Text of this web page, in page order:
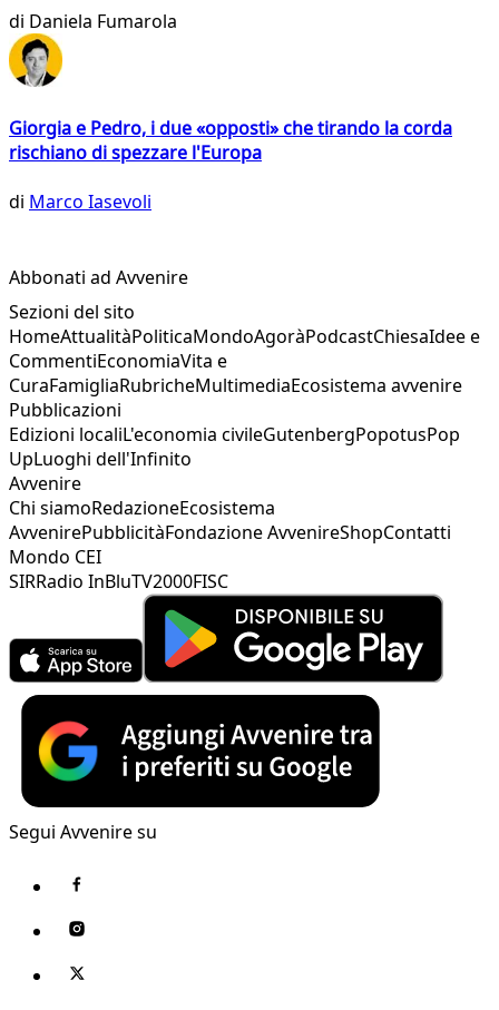
di Daniela Fumarola
Giorgia e Pedro, i due «opposti» che tirando la corda
rischiano di spezzare l'Europa
di Marco Iasevoli
Abbonati ad Avvenire
Sezioni del sito
HomeAttualitàPoliticaMondoAgoràPodcastChiesaIdee e
CommentiEconomiaVita e
CuraFamigliaRubricheMultimediaEcosistema avvenire
Pubblicazioni
Edizioni localiL'economia civileGutenbergPopotusPop
UpLuoghi dell'Infinito
Avvenire
Chi siamoRedazioneEcosistema
AvvenirePubblicitàFondazione AvvenireShopContatti
Mondo CEI
SIRRadio InBluTV2000FISC
Segui Avvenire su